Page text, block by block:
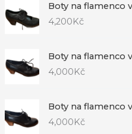
Boty na flamenco
4,200Kč
Boty na flamenco
4,000Kč
Boty na flamenco
4,000Kč